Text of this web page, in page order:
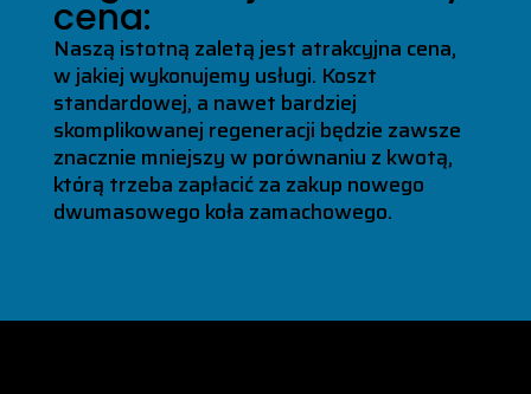
cena:
Naszą istotną zaletą jest atrakcyjna cena,
w jakiej wykonujemy usługi. Koszt
standardowej, a nawet bardziej
skomplikowanej regeneracji będzie zawsze
znacznie mniejszy w porównaniu z kwotą,
którą trzeba zapłacić za zakup nowego
dwumasowego koła zamachowego.